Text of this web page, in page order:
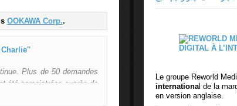
OOKAWA Corp..
Il n'y aura pas de marque
Plus de 50 demandes
été enregistrées auprès de
(INPI) depuis l'attentat
Le groupe Reworld
international de la
en version anglaise.